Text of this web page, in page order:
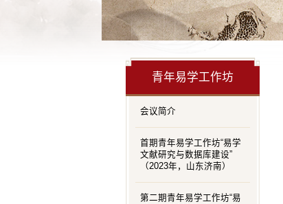
青年易学工作坊
会议简介
首期青年易学工作坊“易学
文献研究与数据库建设”
（2023年，山东济南）
第二期青年易学工作坊“易